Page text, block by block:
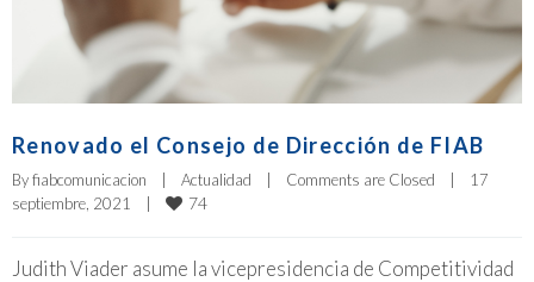
Renovado el Consejo de Dirección de FIAB
By fiabcomunicacion Actualidad Comments are Closed
17
septiembre, 2021
74
Judith Viader asume la vicepresidencia de Competitividad